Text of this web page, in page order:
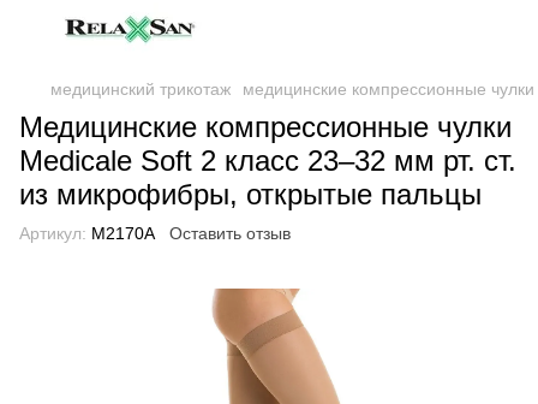
медицинский трикотаж медицинские компрессионные чулки
Медицинские компрессионные чулки
Medicale Soft 2 класс 23–32 мм рт. ст.
из микрофибры, открытые пальцы
Артикул: M2170A Оставить отзыв